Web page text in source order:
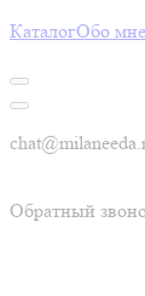
КаталогОбо мне
Обратный